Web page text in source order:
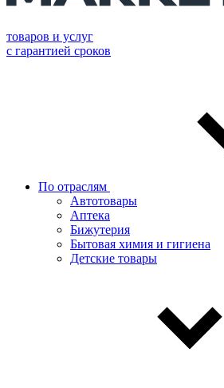
товаров и услуг
с гарантией сроков
По отраслям
Автотовары
Аптека
Бижутерия
Бытовая химия и гигиена
Детские товары